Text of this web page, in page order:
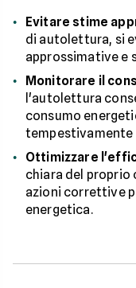
Evitare stime
di autolettura, si
approssimative e
Monitorare il
l'autolettura
consumo
tempestivamente
Ottimizzare
chiara del proprio
azioni correttive
energetica.